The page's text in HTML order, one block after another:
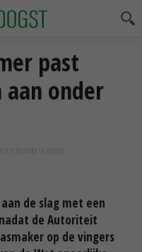
past
onder
23 SEP 2024 OM 14:33
de slag met een
de Autoriteit
op de vingers